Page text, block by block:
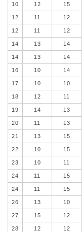
10 12 15
12 11 12
12 11 12
14 13 14
14 13 14
16 10 14
17 10 10
18 12 11
19 14 13
20 11 13
21 13 15
22 10 15
23 10 11
24 11 15
24 11 15
26 13 10
27 15 12
28 12 12